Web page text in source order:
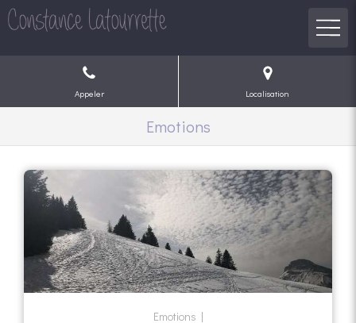
Appeler Localisation
Emotions
Emotions